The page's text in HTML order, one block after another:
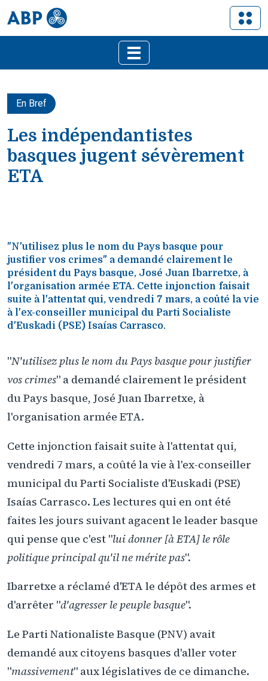
En Bref
Les indépendantistes
basques jugent sévèrement
ETA
"N'utilisez plus le nom du Pays basque pour
justifier vos crimes" a demandé clairement le
président du Pays basque, José Juan Ibarretxe, à
l'organisation armée ETA. Cette injonction faisait
suite à l'attentat qui, vendredi 7 mars, a coûté la vie
à l'ex-conseiller municipal du Parti Socialiste
d'Euskadi (PSE) Isaías Carrasco.
"N'utilisez plus le nom du Pays basque pour justifier
vos crimes" a demandé clairement le président
du Pays basque, José Juan Ibarretxe, à
l'organisation armée ETA.
Cette injonction faisait suite à l'attentat qui,
vendredi 7 mars, a coûté la vie à l'ex-conseiller
municipal du Parti Socialiste d'Euskadi (PSE)
Isaías Carrasco. Les lectures qui en ont été
faites les jours suivant agacent le leader basque
qui pense que c'est "lui donner [à ETA] le rôle
politique principal qu'il ne mérite pas".
Ibarretxe a réclamé d'ETA le dépôt des armes et
d'arrêter "d'agresser le peuple basque".
Le Parti Nationaliste Basque (PNV) avait
demandé aux citoyens basques d'aller voter
"massivement" aux législatives de ce dimanche.